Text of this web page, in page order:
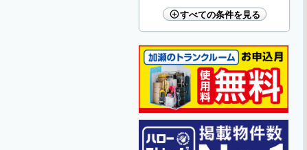
すべての条件を見る